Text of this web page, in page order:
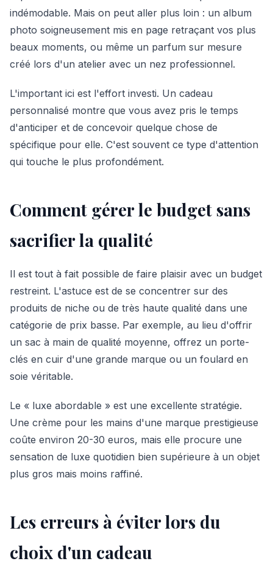
indémodable. Mais on peut aller plus loin : un album
photo soigneusement mis en page retraçant vos plus
beaux moments, ou même un parfum sur mesure
créé lors d'un atelier avec un nez professionnel.
L'important ici est l'effort investi. Un cadeau
personnalisé montre que vous avez pris le temps
d'anticiper et de concevoir quelque chose de
spécifique pour elle. C'est souvent ce type d'attention
qui touche le plus profondément.
Comment gérer le budget sans
sacrifier la qualité
Il est tout à fait possible de faire plaisir avec un budget
restreint. L'astuce est de se concentrer sur des
produits de niche ou de très haute qualité dans une
catégorie de prix basse. Par exemple, au lieu d'offrir
un sac à main de qualité moyenne, offrez un porte-
clés en cuir d'une grande marque ou un foulard en
soie véritable.
Le « luxe abordable » est une excellente stratégie.
Une crème pour les mains d'une marque prestigieuse
coûte environ 20-30 euros, mais elle procure une
sensation de luxe quotidien bien supérieure à un objet
plus gros mais moins raffiné.
Les erreurs à éviter lors du
choix d'un cadeau